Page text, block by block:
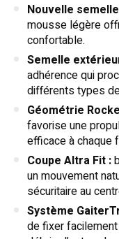
Nouvelle
mousse légère
confortable.
Semelle
adhérence qui
différents types
Géométrie
favorise une
efficace à chaque
Coupe Altra Fit :
un mouvement
sécuritaire au
Système
de fixer